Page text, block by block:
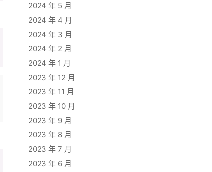
2024 年 5 月
2024 年 4 月
2024 年 3 月
2024 年 2 月
2024 年 1 月
2023 年 12 月
2023 年 11 月
2023 年 10 月
2023 年 9 月
2023 年 8 月
2023 年 7 月
2023 年 6 月